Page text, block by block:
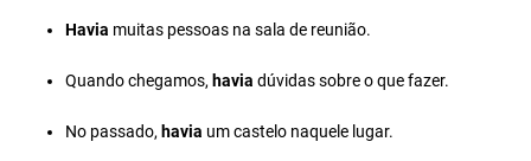
Havia muitas pessoas na sala de reunião.
Quando chegamos, havia dúvidas sobre o que fazer.
No passado, havia um castelo naquele lugar.